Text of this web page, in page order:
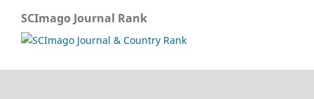
SCImago Journal Rank